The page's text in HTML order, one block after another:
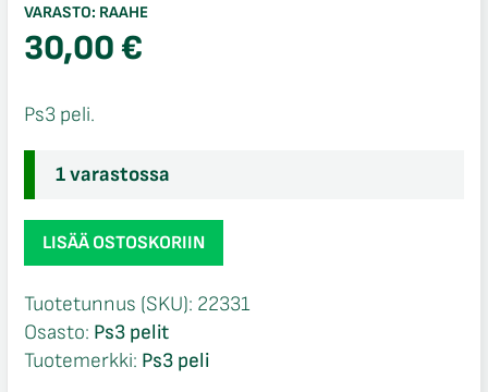
VARASTO: RAAHE
30,00€
Ps3 peli.
1 varastossa
NBA
2K17
Ps
3
määrä
LISÄÄ OSTOSKORIIN
Tuotetunnus (SKU): 22331
Osasto: Ps3 pelit
Tuotemerkki: Ps3 peli